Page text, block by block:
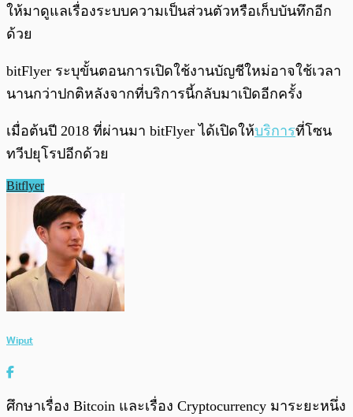
ให้มาดูแลเรื่องระบบความเป็นส่วนตัวหรือเก็บบันทึกอีก
ด้วย
bitFlyer ระบุขั้นตอนการเปิดใช้งานบัญชีใหม่อาจใช้เวลา
นานกว่าปกติหลังจากที่บริการนี้กลับมาเปิดอีกครั้ง
เมื่อต้นปี 2018 ที่ผ่านมา bitFlyer ได้เปิดให้บริการที่โซน
ทวีปยุโรปอีกด้วย
Bitflyer
Wiput
ศึกษาเรื่อง Bitcoin และเรื่อง Cryptocurrency มาระยะหนึ่ง